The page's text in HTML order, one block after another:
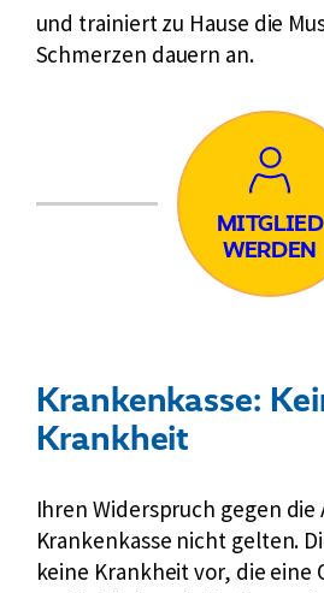
und trainiert zu Hause die
Schmerzen dauern an.
MITGLIED
WERDEN
Krankenkasse:
Krankheit
Ihren Widerspruch gegen
Krankenkasse nicht gelten.
keine Krankheit vor, die eine